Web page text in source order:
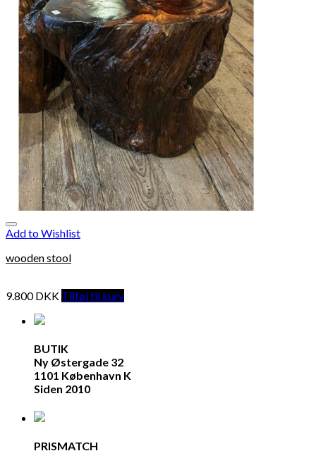
Add to Wishlist
wooden stool
9.800DKK Tilføj til kurv
BUTIK
Ny Østergade 32
1101 København K
Siden 2010
PRISMATCH